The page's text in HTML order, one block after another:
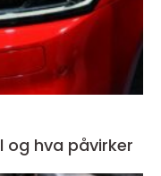
hva påvirker